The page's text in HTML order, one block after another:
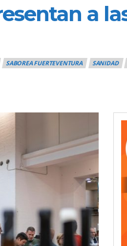
a
SABOREA FUERTEVENTURA SANIDAD